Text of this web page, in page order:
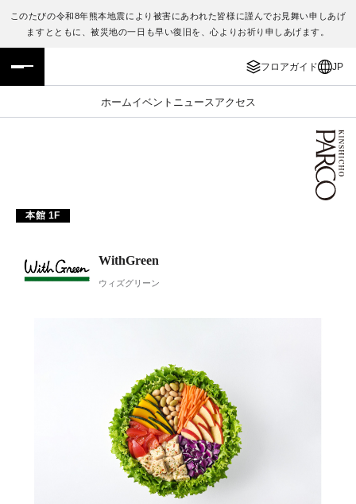
このたびの令和8年熊本地震により被害にあわれた皆様に謹んでお見舞い申しあげ
ますとともに、被災地の一日も早い復旧を、心よりお祈り申しあげます。
フロアガイド JP
ホームイベント ニュース アクセス
フロアガイド
施設案内・アクセス
ENGLISH
繁体字
本館 1F
WithGreen
ウィズグリーン